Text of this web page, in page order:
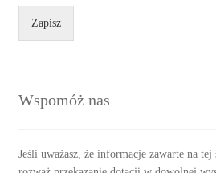
Zapisz
Wspomóż nas
Jeśli uważasz, że informacje zawarte na